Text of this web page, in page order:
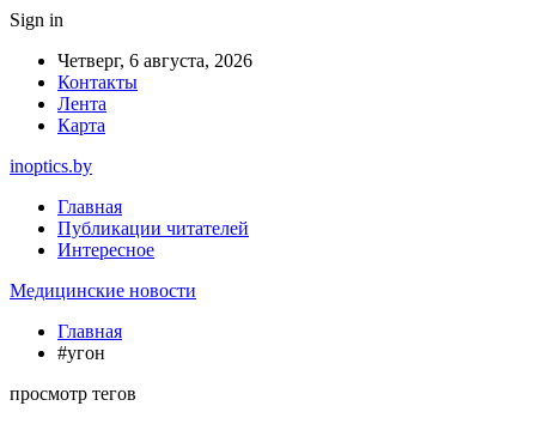
Sign in
Четверг, 6 августа, 2026
Контакты
Лента
Карта
inoptics.by
Главная
Публикации читателей
Интересное
Медицинские новости
Главная
#угон
просмотр тегов